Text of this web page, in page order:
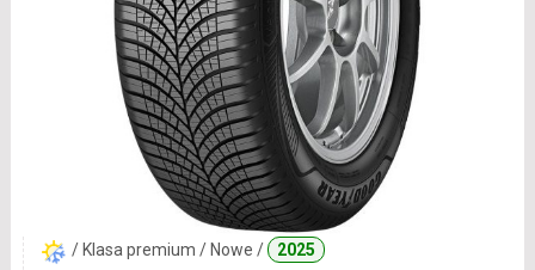
/ Klasa premium / Nowe / 2025